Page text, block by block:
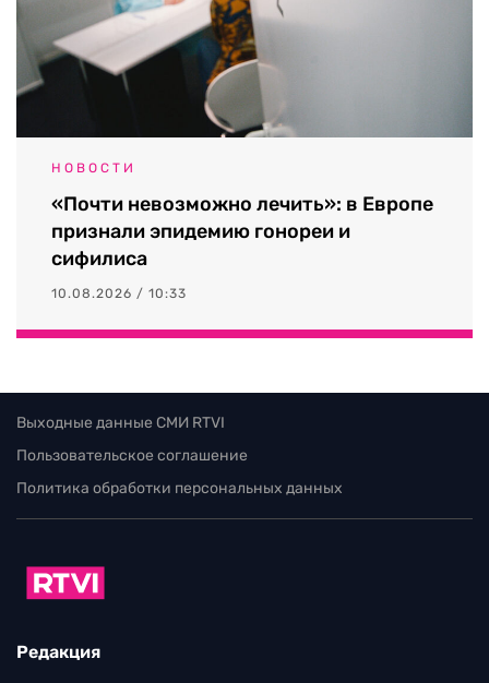
НОВОСТИ
«Почти невозможно лечить»: в Европе
признали эпидемию гонореи и
сифилиса
10.08.2026 / 10:33
Выходные данные СМИ RTVI
Пользовательское соглашение
Политика обработки персональных данных
Редакция